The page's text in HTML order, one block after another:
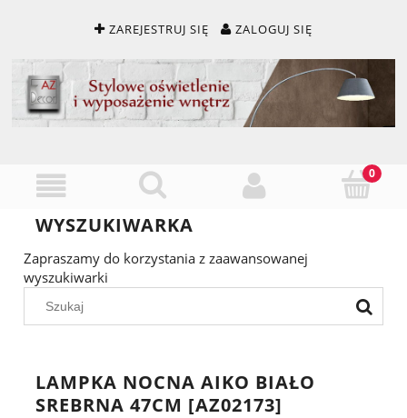
ZAREJESTRUJ SIĘ ZALOGUJ SIĘ
WYSZUKIWARKA
Zapraszamy do korzystania z zaawansowanej
wyszukiwarki
LAMPKA NOCNA AIKO BIAŁO
SREBRNA 47CM [AZ02173]